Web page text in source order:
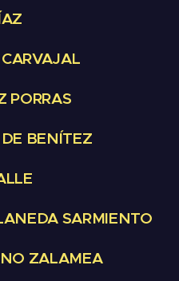
PORRAS
BENÍTEZ
SARMIENTO
ZALAMEA